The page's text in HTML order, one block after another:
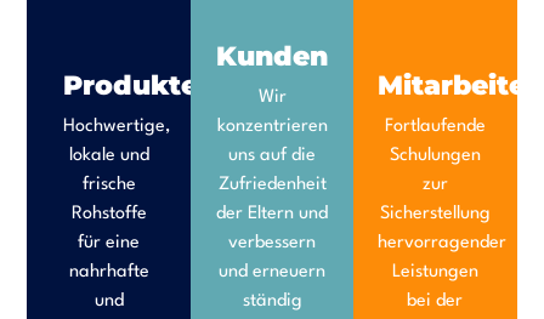
Produkte
Hochwertige,
lokale und
frische
Rohstoffe
für eine
nahrhafte
und
Kunden
Wir
konzentrieren
uns auf die
Zufriedenheit
der Eltern und
verbessern
und erneuern
ständig
Mitarbeiter
Fortlaufende
Schulungen
zur
Sicherstellung
hervorragender
Leistungen
bei der